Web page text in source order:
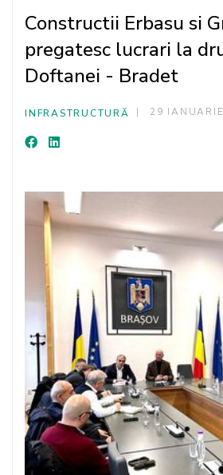
Constructii Erbasu si
pregatesc lucrari la
Doftanei - Bradet
INFRASTRUCTURĂ 29